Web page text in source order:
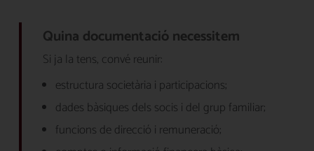
Quina documentació necessitem
Si ja la tens, convé reunir:
estructura societària i participacions;
dades bàsiques dels socis i del grup familiar;
funcions de direcció i remuneració;